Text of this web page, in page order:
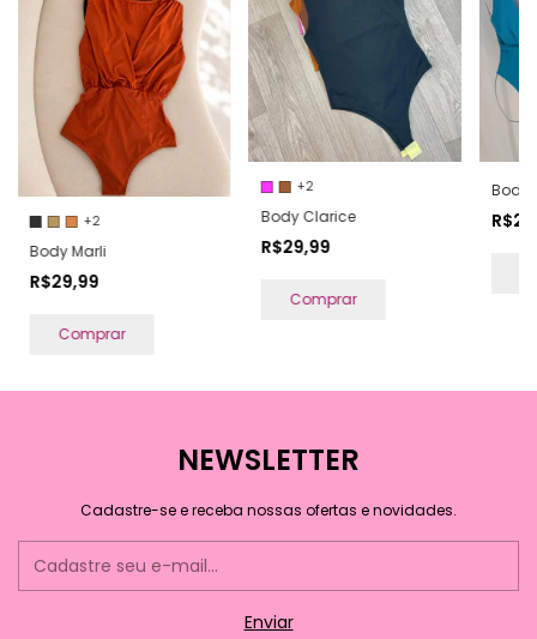
+2
Body Marli
R$29,99
Comprar
+2
Body Clarice
R$29,99
Comprar
Body
NEWSLETTER
Cadastre-se e receba nossas ofertas e novidades.